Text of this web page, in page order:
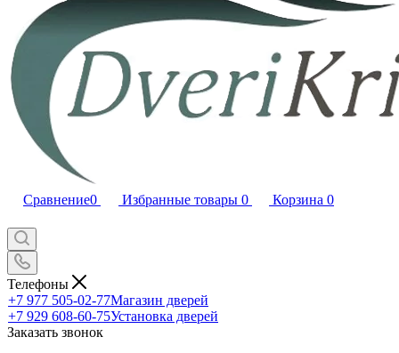
Сравнение0 Избранные товары 0 Корзина 0
Телефоны
+7 977 505-02-77Магазин дверей
+7 929 608-60-75Установка дверей
Заказать звонок